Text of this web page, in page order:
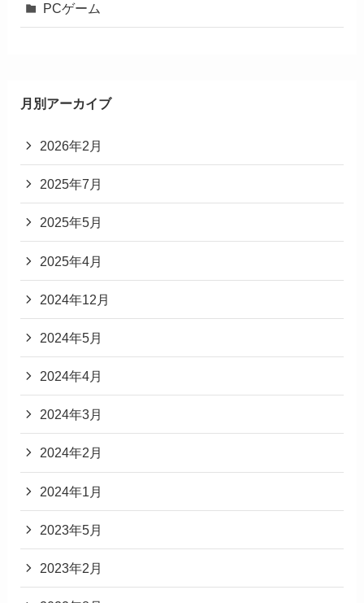
PCゲーム
月別アーカイブ
2026年2月
2025年7月
2025年5月
2025年4月
2024年12月
2024年5月
2024年4月
2024年3月
2024年2月
2024年1月
2023年5月
2023年2月